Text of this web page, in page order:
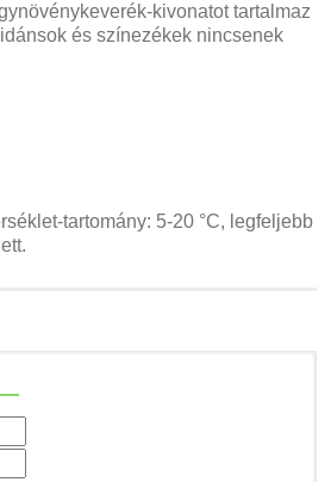
kivonatot tartalmaz
és színezékek nincsenek
tartomány: 5-20 °C, legfeljebb